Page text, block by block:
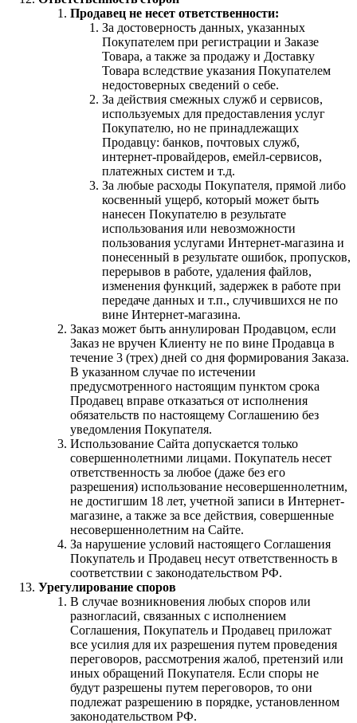
Продавец не несет ответственности:
За достоверность данных, указанных
Покупателем при регистрации и Заказе
Товара, а также за продажу и Доставку
Товара вследствие указания Покупателем
недостоверных сведений о себе.
За действия смежных служб и сервисов,
используемых для предоставления услуг
Покупателю, но не принадлежащих
Продавцу: банков, почтовых служб,
интернет-провайдеров, емейл-сервисов,
платежных систем и т.д.
За любые расходы Покупателя, прямой либо
косвенный ущерб, который может быть
нанесен Покупателю в результате
использования или невозможности
пользования услугами Интернет-магазина и
понесенный в результате ошибок, пропусков,
перерывов в работе, удаления файлов,
изменения функций, задержек в работе при
передаче данных и т.п., случившихся не по
вине Интернет-магазина.
Заказ может быть аннулирован Продавцом, если
Заказ не вручен Клиенту не по вине Продавца в
течение 3 (трех) дней со дня формирования Заказа.
В указанном случае по истечении
предусмотренного настоящим пунктом срока
Продавец вправе отказаться от исполнения
обязательств по настоящему Соглашению без
уведомления Покупателя.
Использование Сайта допускается только
совершеннолетними лицами. Покупатель несет
ответственность за любое (даже без его
разрешения) использование несовершеннолетним,
не достигшим 18 лет, учетной записи в Интернет-
магазине, а также за все действия, совершенные
несовершеннолетним на Сайте.
За нарушение условий настоящего Соглашения
Покупатель и Продавец несут ответственность в
соответствии с законодательством РФ.
Урегулирование споров
В случае возникновения любых споров или
разногласий, связанных с исполнением
Соглашения, Покупатель и Продавец приложат
все усилия для их разрешения путем проведения
переговоров, рассмотрения жалоб, претензий или
иных обращений Покупателя. Если споры не
будут разрешены путем переговоров, то они
подлежат разрешению в порядке, установленном
законодательством РФ.